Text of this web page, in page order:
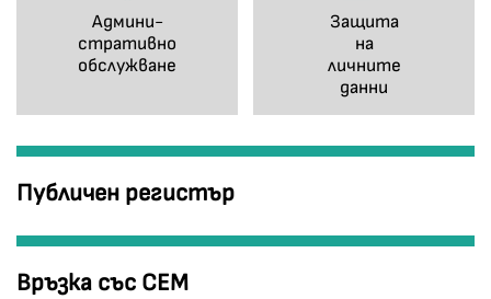
Админи-
стративно
обслужване
Защита
на
личните
данни
Публичен регистър
Връзка със СЕМ